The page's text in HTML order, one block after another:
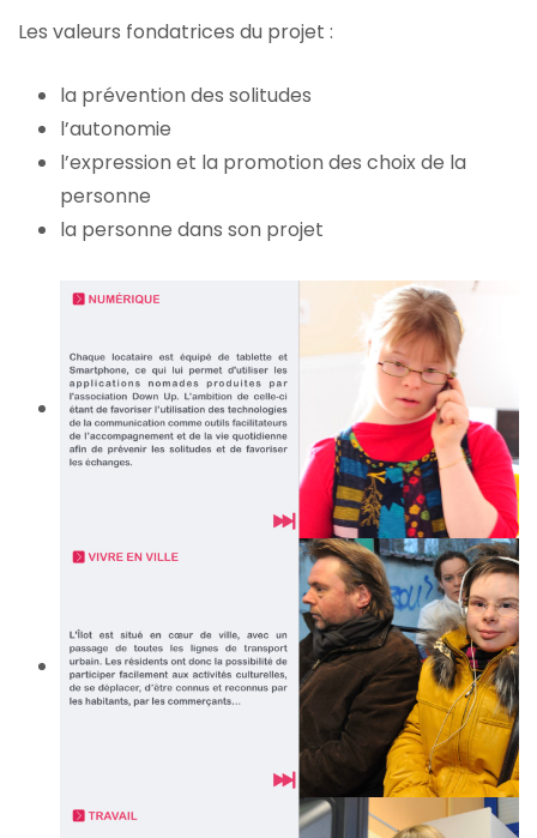
Les valeurs fondatrices du projet :
la prévention des solitudes
l’autonomie
l’expression et la promotion des choix de la
personne
la personne dans son projet